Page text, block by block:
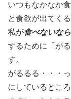
いつもなかなか
と食欲が出てくる
私が食べないな
するために「が
す。
がるるる・・・
にしているとこ